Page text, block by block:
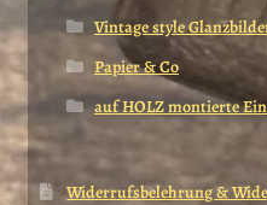
Vintage style
Papier & Co
auf HOLZ montierte
Widerrufsbelehrung &